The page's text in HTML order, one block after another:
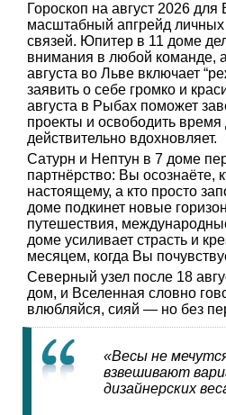
Гороскоп на август 2026
масштабный апгрейд
связей. Юпитер в 11 доме
внимания в любой команде,
августа во Льве включает
заявить о себе громко и
августа в Рыбах поможет
проекты и освободить время
действительно вдохновляет.
Сатурн и Нептун в 7 доме
партнёрство: Вы осознаёте,
настоящему, а кто просто
доме подкинет новые
путешествия,
доме усиливает страсть и
месяцем, когда Вы
Северный узел после 18
дом, и Вселенная словно
влюбляйся, сияй — но без
«Весы не
взвешивают
дизайнерских